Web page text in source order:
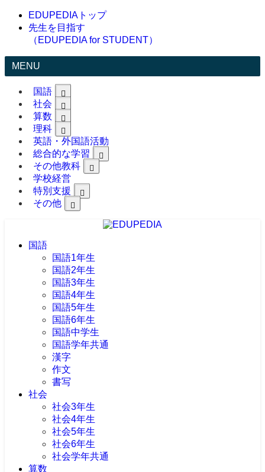
EDUPEDIAトップ
先生を目指す
（EDUPEDIA for STUDENT）
MENU
国語
社会
算数
理科
英語・外国語活動
総合的な学習
その他教科
学校経営
特別支援
その他
国語
国語1年生
国語2年生
国語3年生
国語4年生
国語5年生
国語6年生
国語中学生
国語学年共通
漢字
作文
書写
社会
社会3年生
社会4年生
社会5年生
社会6年生
社会学年共通
算数